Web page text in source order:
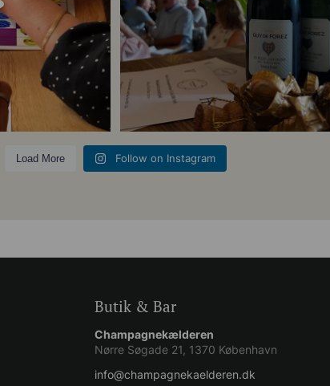
Load More Follow on Instagram
Butik & Bar
Champagnekælderen
Nørre Søgade 21, 1370 København
info@champagnekaelderen.dk